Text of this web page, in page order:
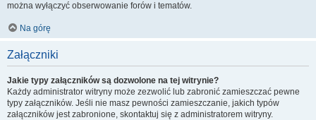
można wyłączyć obserwowanie forów i tematów.
Na górę
Załączniki
Jakie typy załączników są dozwolone na tej witrynie?
Każdy administrator witryny może zezwolić lub zabronić zamieszczać pewne
typy załączników. Jeśli nie masz pewności zamieszczanie, jakich typów
załączników jest zabronione, skontaktuj się z administratorem witryny.